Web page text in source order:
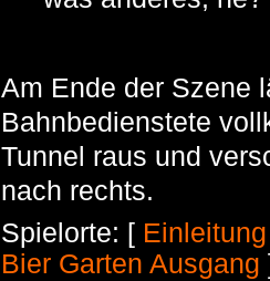
Am Ende der Szene
Bahnbedienstete
Tunnel raus und
nach rechts.
Spielorte: [ Einleitung
Bier Garten Ausgang